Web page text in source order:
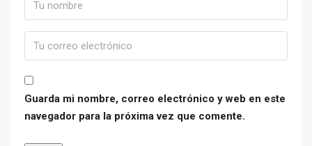
Guarda mi nombre, correo electrónico y web en este
navegador para la próxima vez que comente.